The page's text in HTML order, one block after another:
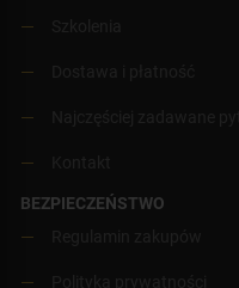
BEZPIECZEŃSTWO